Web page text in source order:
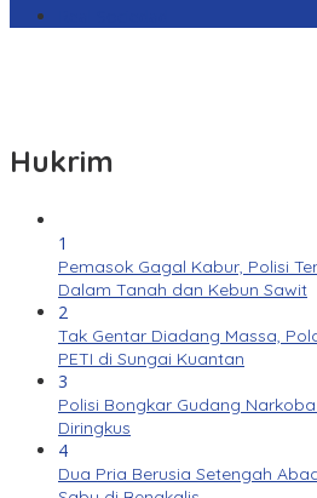
Hukrim
1
Pemasok Gagal Kabur, Polisi
Dalam Tanah dan Kebun Sawit
2
Tak Gentar Diadang Massa,
PETI di Sungai Kuantan
3
Polisi Bongkar Gudang
Diringkus
4
Dua Pria Berusia Setengah